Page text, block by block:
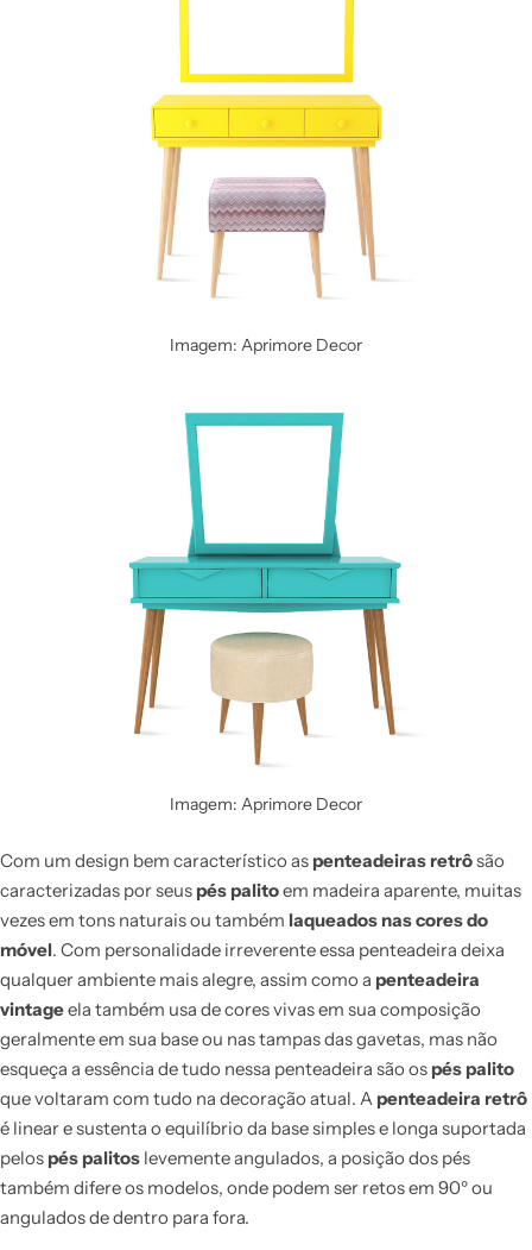
Imagem: Aprimore Decor
Imagem: Aprimore Decor
Com um design bem característico as penteadeiras retrôsão
caracterizadas por seus pés palitoem madeira aparente, muitas
vezes em tons naturais ou também laqueados nas cores do
móvel. Com personalidade irreverente essa penteadeira deixa
qualquer ambiente mais alegre, assim como a penteadeira
vintageela também usa de cores vivas em sua composição
geralmente em sua base ou nas tampas das gavetas, mas não
esqueça a essência de tudo nessa penteadeira são os pés palito
que voltaram com tudo na decoração atual. A penteadeira retrô
é linear e sustenta o equilíbrio da base simples e longa suportada
pelos pés palitos levemente angulados, a posição dos pés
também difere os modelos, onde podem ser retos em 90º ou
angulados de dentro para fora.